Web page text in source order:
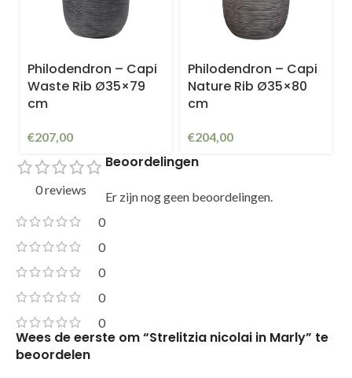
Philodendron – Capi
Waste Rib Ø35×79
cm
€207,00
Philodendron – Capi
Nature Rib Ø35×80
cm
€204,00
0 reviews
0
0
0
0
0
Beoordelingen
Er zijn nog geen beoordelingen.
Wees de eerste om “Strelitzia nicolai in Marly” te
beoordelen